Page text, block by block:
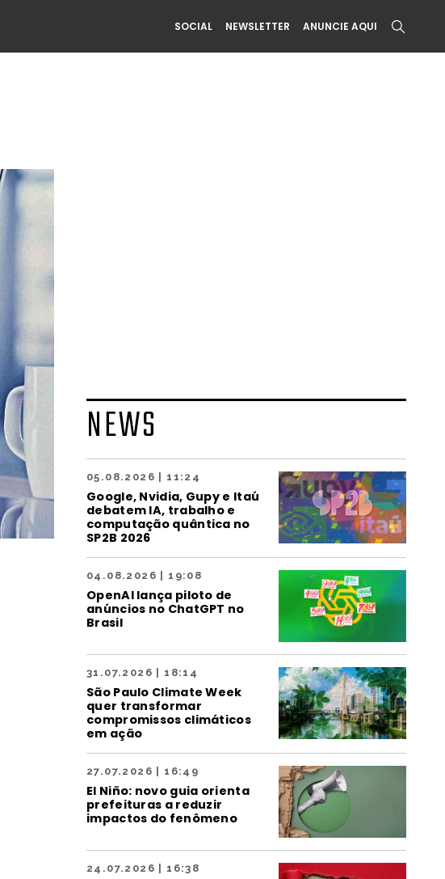
SOCIAL NEWSLETTER ANUNCIE AQUI
NEWS
05.08.2026 | 11:24
Google, Nvidia, Gupy e Itaú
debatem IA, trabalho e
computação quântica no
SP2B 2026
04.08.2026 | 19:08
OpenAI lança piloto de
anúncios no ChatGPT no
Brasil
31.07.2026 | 18:14
São Paulo Climate Week
quer transformar
compromissos climáticos
em ação
27.07.2026 | 16:49
El Niño: novo guia orienta
prefeituras a reduzir
impactos do fenômeno
24.07.2026 | 16:38